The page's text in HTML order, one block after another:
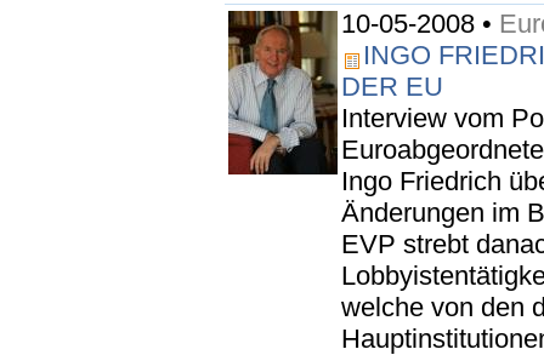
10-05-2008 •
INGO
DER EU
Interview vom
Ingo Friedrich
Änderungen im
EVP strebt
welche von den